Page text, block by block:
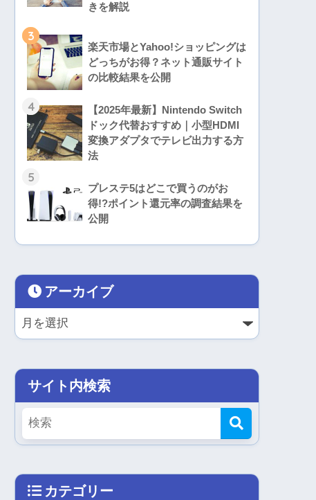
きを解説
3
楽天市場とYahoo!ショッピングは
どっちがお得？ネット通販サイト
の比較結果を公開
4
【2025年最新】Nintendo Switch
ドック代替おすすめ｜小型HDMI
変換アダプタでテレビ出力する方
法
5
プレステ5はどこで買うのがお
得!?ポイント還元率の調査結果を
公開
アーカイブ
サイト内検索
カテゴリー